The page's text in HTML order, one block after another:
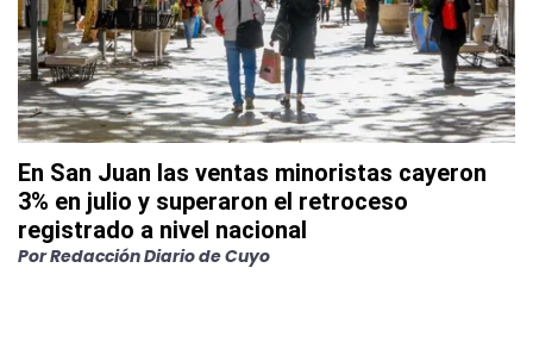
En San Juan las ventas minoristas cayeron
3% en julio y superaron el retroceso
registrado a nivel nacional
PorRedacción Diario de Cuyo